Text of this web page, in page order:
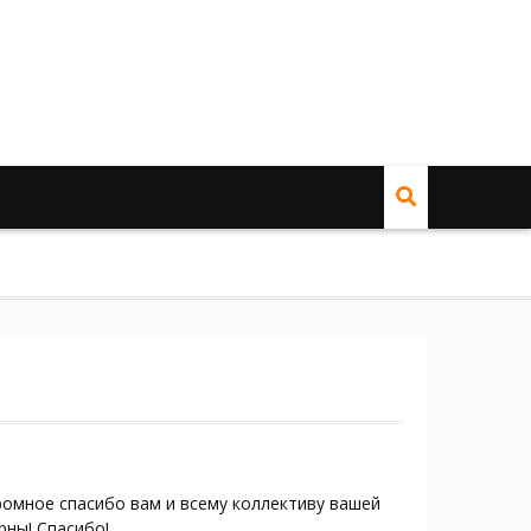
спасибо вам и всему коллективу вашей